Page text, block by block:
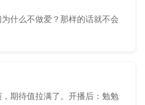
什么不做爱？那样的话就不会
期待值拉满了。开播后：勉勉